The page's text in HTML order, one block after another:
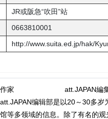
JR或阪急“吹田”站
0663810001
http://www.suita.ed.jp/hak/
作家
att.JAPAN編
att.JAPAN编辑部是以20～30多
馆等多领域的信息。除了有名的